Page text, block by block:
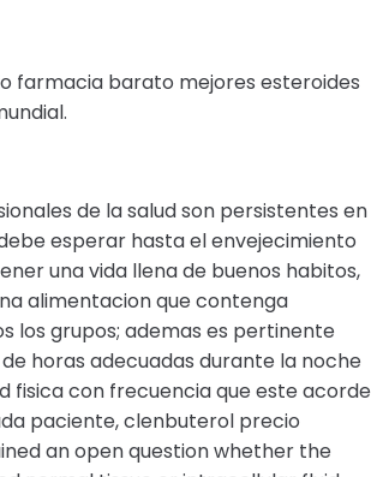
farmacia barato mejores esteroides
de la salud son persistentes en
esperar hasta el envejecimiento
una vida llena de buenos habitos,
alimentacion que contenga
los grupos; ademas es pertinente
horas adecuadas durante la noche
fisica con frecuencia que este acorde
paciente, clenbuterol precio
an open question whether the